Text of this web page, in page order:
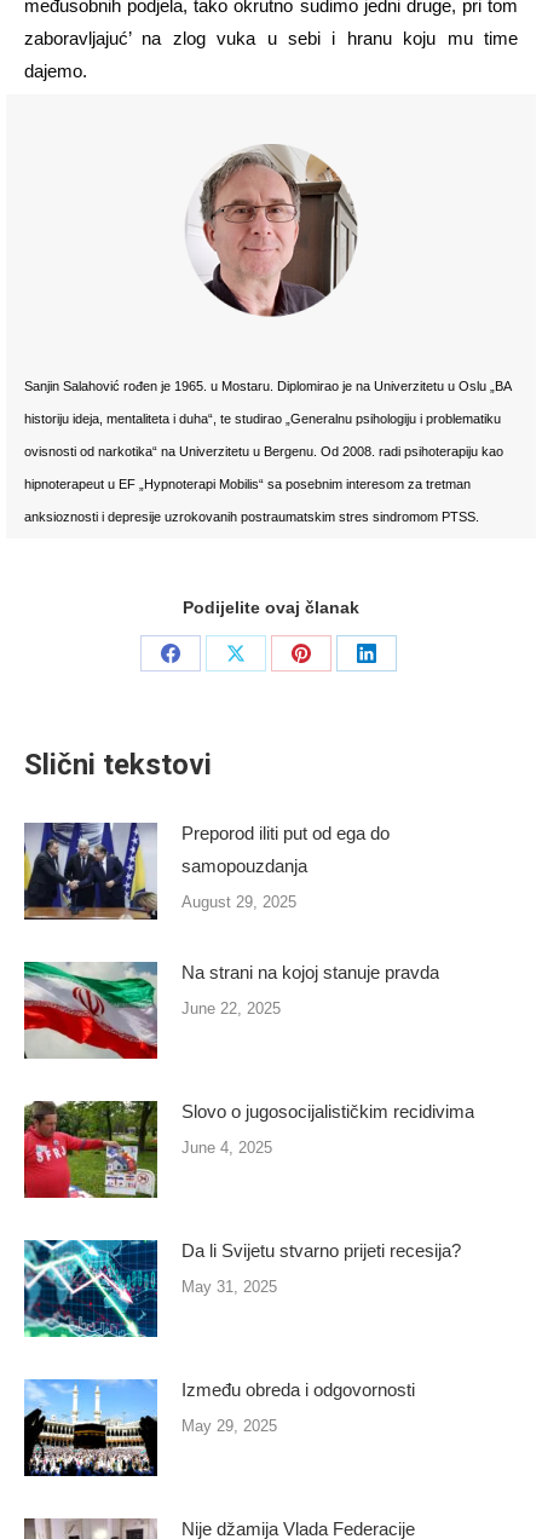
međusobnih podjela, tako okrutno sudimo jedni druge, pri tom
zaboravljajuć’ na zlog vuka u sebi i hranu koju mu time
dajemo.
Sanjin Salahović rođen je 1965. u Mostaru. Diplomirao je na Univerzitetu u Oslu „BA
historiju ideja, mentaliteta i duha“, te studirao „Generalnu psihologiju i problematiku
ovisnosti od narkotika“ na Univerzitetu u Bergenu. Od 2008. radi psihoterapiju kao
hipnoterapeut u EF „Hypnoterapi Mobilis“ sa posebnim interesom za tretman
anksioznosti i depresije uzrokovanih postraumatskim stres sindromom PTSS.
Podijelite ovaj članak
Share
Share
Share
Share
Slični tekstovi
Preporod iliti put od ega do
samopouzdanja
August 29, 2025
Na strani na kojoj stanuje pravda
June 22, 2025
Slovo o jugosocijalističkim recidivima
June 4, 2025
Da li Svijetu stvarno prijeti recesija?
May 31, 2025
Između obreda i odgovornosti
May 29, 2025
Nije džamija Vlada Federacije